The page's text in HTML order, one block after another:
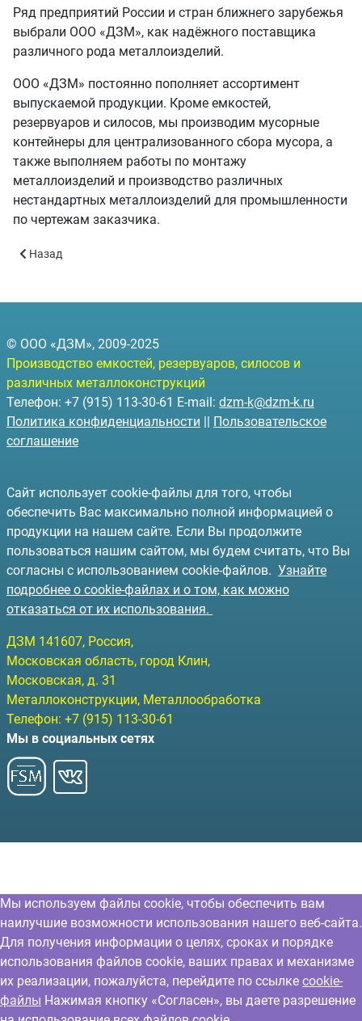
Ряд предприятий России и стран ближнего зарубежья
выбрали ООО «ДЗМ», как надёжного поставщика
различного рода металлоизделий.
ООО «ДЗМ» постоянно пополняет ассортимент
выпускаемой продукции. Кроме емкостей,
резервуаров и силосов, мы производим мусорные
контейнеры для централизованного сбора мусора, а
также выполняем работы по монтажу
металлоизделий и производство различных
нестандартных металлоизделий для промышленности
по чертежам заказчика.
Предыдущий: Сертификаты и разрешения
Назад
© ООО «ДЗМ», 2009-2025
Производство емкостей, резервуаров, силосов и
различных металлоконструкций
Телефон: +7 (915) 113-30-61 E-mail: dzm-k@dzm-k.ru
Политика конфиденциальности || Пользовательское
соглашение
Сайт использует cookie-файлы для того, чтобы
обеспечить Вас максимально полной информацией о
продукции на нашем сайте. Если Вы продолжите
пользоваться нашим сайтом, мы будем считать, что Вы
согласны с использованием cookie-файлов. Узнайте
подробнее о cookie-файлах и о том, как можно
отказаться от их использования.
ДЗМ 141607, Россия,
Московская область, город Клин,
Московская, д. 31
Металлоконструкции, Металлообработка
Телефон: +7 (915) 113-30-61
Мы в социальных сетях
Мы используем файлы cookie, чтобы обеспечить вам
наилучшие возможности использования нашего веб-сайта.
Для получения информации о целях, сроках и порядке
использования файлов cookie, ваших правах и механизме
их реализации, пожалуйста, перейдите по ссылке cookie-
файлы Нажимая кнопку «Согласен», вы даете разрешение